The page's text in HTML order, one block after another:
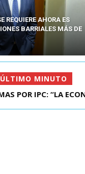
REQUIERE AHORA ES
BARRIALES MÁS DE
ÚLTIMO MINUTO
POR IPC: “LA